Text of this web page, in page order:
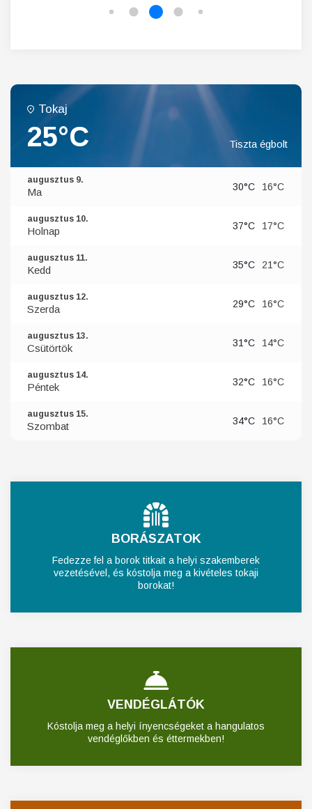
Tokaj
25°C Tiszta égbolt
augusztus 9.
Ma 30°C 16°C
augusztus 10.
Holnap 37°C 17°C
augusztus 11.
Kedd 35°C 21°C
augusztus 12.
Szerda 29°C 16°C
augusztus 13.
Csütörtök 31°C 14°C
augusztus 14.
Péntek 32°C 16°C
augusztus 15.
Szombat 34°C 16°C
BORÁSZATOK
Fedezze fel a borok titkait a helyi szakemberek
vezetésével, és kóstolja meg a kivételes tokaji
borokat!
VENDÉGLÁTÓK
Kóstolja meg a helyi ínyencségeket a hangulatos
vendéglőkben és éttermekben!